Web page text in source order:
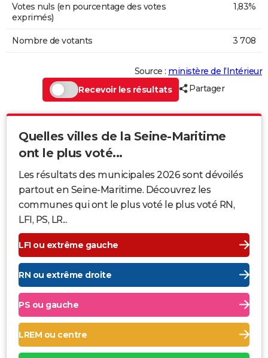
Votes nuls (en pourcentage des votes
exprimés)
1,83%
Nombre de votants 3 708
Source : ministère de l’Intérieur
Recevoir les résultats
Partager
Quelles villes de la Seine-Maritime
ont le plus voté...
Les résultats des municipales 2026 sont dévoilés
partout en Seine-Maritime. Découvrez les
communes qui ont le plus voté le plus voté RN,
LFI, PS, LR...
LFI ou extrême gauche
RN ou extrême droite
PS ou gauche
LREM ou centre